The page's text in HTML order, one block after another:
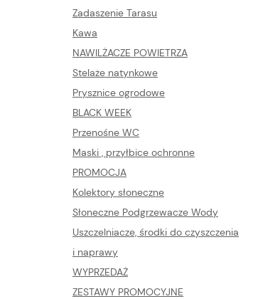
Zadaszenie Tarasu
Kawa
NAWILŻACZE POWIETRZA
Stelaże natynkowe
Prysznice ogrodowe
BLACK WEEK
Przenośne WC
Maski , przyłbice ochronne
PROMOCJA
Kolektory słoneczne
Słoneczne Podgrzewacze Wody
Uszczelniacze, środki do czyszczenia
i naprawy
WYPRZEDAŻ
ZESTAWY PROMOCYJNE